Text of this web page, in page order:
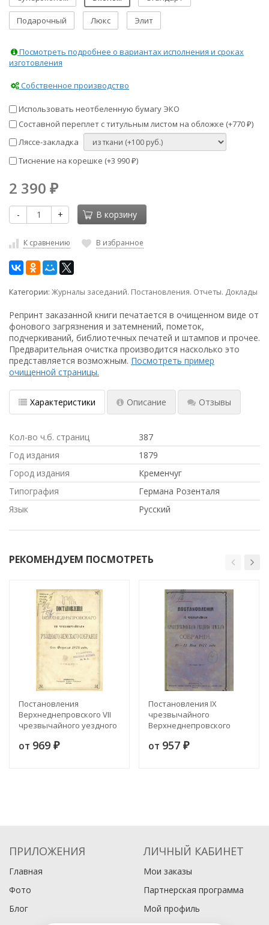
Подарочный Люкс Элит
Посмотреть подробнее о вариантах исполнения и сроках
изготовления
Собственное производство
Использовать неотбеленную бумагу ЭКО
Составной переплет с титульным листом на обложке (+770 ₽)
Ляссе-закладка
Тиснение на корешке (+3 990 ₽)
2 390 ₽
- + В корзину
К сравнению В избранное
Категории: Журналы заседаний. Постановления. Отчеты. Доклады
Репринт заказанной книги печатается в очищенном виде от
фонового загрязнения и затемнений, пометок,
подчеркиваний, библиотечных печатей и штампов и прочее.
Предварительная очистка производится насколько это
представляется возможным. Посмотреть пример
очищенной страницы.
Характеристики Описание Отзывы
Кол-во ч.б. страниц
387
Год издания
1879
Город издания
Кременчуг
Типография
Германа Розенталя
Язык
Русский
РЕКОМЕНДУЕМ ПОСМОТРЕТЬ
Постановления
Верхнеднепровского VII
чрезвычайного уездного
февраля 1876 года
от 969 ₽
Постановления IX
чрезвычайного
Верхнеднепровского
собрания. 10-11 мая 1877
от 957 ₽
ПРИЛОЖЕНИЯ
Главная
Фото
Блог
ЛИЧНЫЙ КАБИНЕТ
Мои заказы
Партнерская программа
Мой профиль